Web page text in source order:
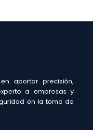
aportar precisión,
a empresas y
en la toma de